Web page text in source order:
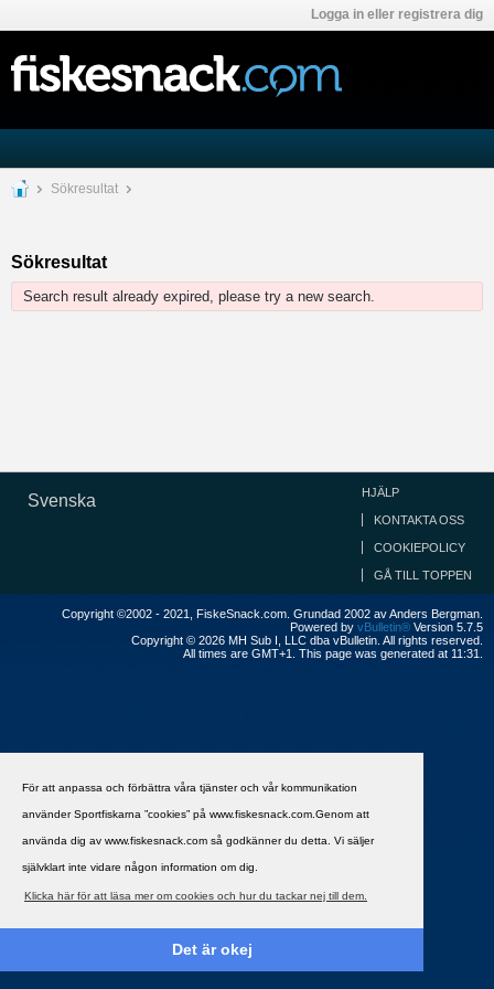
För att anpassa och förbättra våra tjänster och vår kommunikation
använder Sportfiskarna ”cookies” på www.fiskesnack.com.Genom att
använda dig av www.fiskesnack.com så godkänner du detta. Vi säljer
självklart inte vidare någon information om dig.
Klicka här för att läsa mer om cookies och hur du tackar nej till dem.
Det är okej
Logga in eller registrera dig
Sökresultat
Sökresultat
Search result already expired, please try a new search.
Svenska HJÄLP
KONTAKTA OSS
COOKIEPOLICY
GÅ TILL TOPPEN
Copyright ©2002 - 2021, FiskeSnack.com. Grundad 2002 av Anders Bergman.
Powered by vBulletin® Version 5.7.5
Copyright © 2026 MH Sub I, LLC dba vBulletin. All rights reserved.
All times are GMT+1. This page was generated at 11:31.